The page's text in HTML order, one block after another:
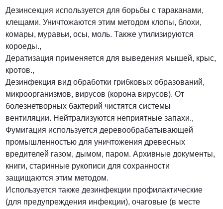
Дезинсекция используется для борьбы с тараканами,
клещами. Уничтожаются этим методом клопы, блохи,
комары, муравьи, осы, моль. Также утилизируются
короеды.,
Дератизация применяется для выведения мышей, крыс,
кротов.,
Дезинфекция вид обработки грибковых образований,
микроорганизмов, вирусов (корона вирусов). От
болезнетворных бактерий чистятся системы
вентиляции. Нейтрализуются неприятные запахи.,
Фумигация используется деревообрабатывающей
промышленностью для уничтожения древесных
вредителей газом, дымом, паром. Архивные документы,
книги, старинные рукописи для сохранности
защищаются этим методом.
Используется также дезинфекции профилактические
(для предупреждения инфекции), очаговые (в месте